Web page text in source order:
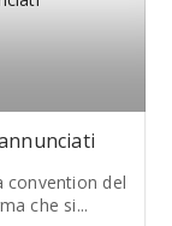
convention del
che si...